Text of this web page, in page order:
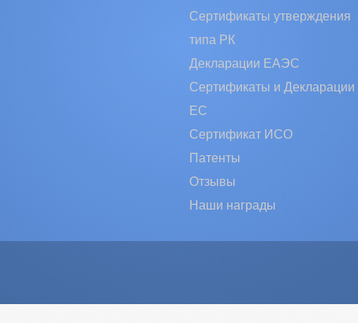
Сертификаты утверждения
типа РК
Декларации ЕАЭС
Сертификаты и Декларации
EC
Сертификат ИСО
Патенты
Отзывы
Наши награды